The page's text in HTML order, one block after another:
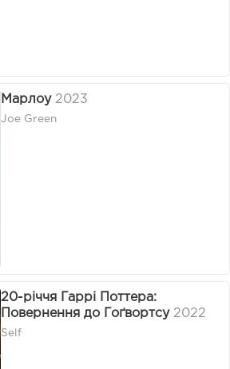
Марлоу 2023
Joe Green
20-річчя Гаррі Поттера:
Повернення до Гоґвортсу 2022
Self